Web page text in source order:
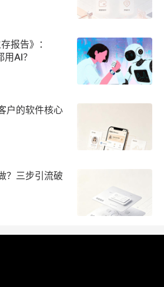
报告》：
AI？
户的软件核心
？三步引流破